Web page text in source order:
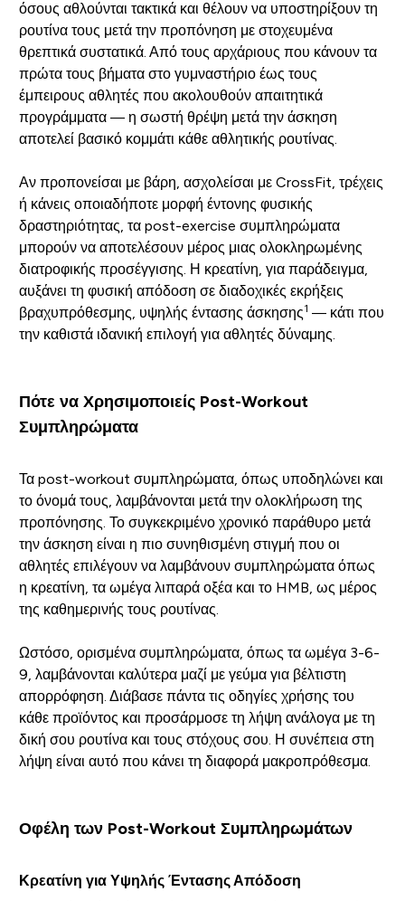
όσους αθλούνται τακτικά και θέλουν να υποστηρίξουν τη
ρουτίνα τους μετά την προπόνηση με στοχευμένα
θρεπτικά συστατικά. Από τους αρχάριους που κάνουν τα
πρώτα τους βήματα στο γυμναστήριο έως τους
έμπειρους αθλητές που ακολουθούν απαιτητικά
προγράμματα — η σωστή θρέψη μετά την άσκηση
αποτελεί βασικό κομμάτι κάθε αθλητικής ρουτίνας.
Αν προπονείσαι με βάρη, ασχολείσαι με CrossFit, τρέχεις
ή κάνεις οποιαδήποτε μορφή έντονης φυσικής
δραστηριότητας, τα post-exercise συμπληρώματα
μπορούν να αποτελέσουν μέρος μιας ολοκληρωμένης
διατροφικής προσέγγισης. Η κρεατίνη, για παράδειγμα,
αυξάνει τη φυσική απόδοση σε διαδοχικές εκρήξεις
βραχυπρόθεσμης, υψηλής έντασης άσκησης1 — κάτι που
την καθιστά ιδανική επιλογή για αθλητές δύναμης.
Πότε να Χρησιμοποιείς Post-Workout
Συμπληρώματα
Τα post-workout συμπληρώματα, όπως υποδηλώνει και
το όνομά τους, λαμβάνονται μετά την ολοκλήρωση της
προπόνησης. Το συγκεκριμένο χρονικό παράθυρο μετά
την άσκηση είναι η πιο συνηθισμένη στιγμή που οι
αθλητές επιλέγουν να λαμβάνουν συμπληρώματα όπως
η κρεατίνη, τα ωμέγα λιπαρά οξέα και το HMB, ως μέρος
της καθημερινής τους ρουτίνας.
Ωστόσο, ορισμένα συμπληρώματα, όπως τα ωμέγα 3-6-
9, λαμβάνονται καλύτερα μαζί με γεύμα για βέλτιστη
απορρόφηση. Διάβασε πάντα τις οδηγίες χρήσης του
κάθε προϊόντος και προσάρμοσε τη λήψη ανάλογα με τη
δική σου ρουτίνα και τους στόχους σου. Η συνέπεια στη
λήψη είναι αυτό που κάνει τη διαφορά μακροπρόθεσμα.
Οφέλη των Post-Workout Συμπληρωμάτων
Κρεατίνη για Υψηλής Έντασης Απόδοση